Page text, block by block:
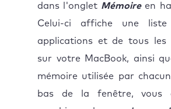
dans l'onglet Mémoireen
Celui-ci affiche une
applications et de tous les
sur votre MacBook, ainsi
mémoire utilisée par
bas de la fenêtre, vous